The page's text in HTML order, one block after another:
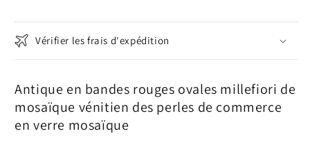
Vérifier les frais d'expédition
Antique en bandes rouges ovales millefiori de
mosaïque vénitien des perles de commerce
en verre mosaïque